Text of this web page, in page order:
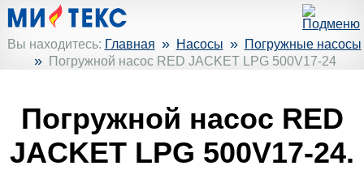
Вы находитесь: Главная » Насосы » Погружные насосы
» Погружной насос RED JACKET LPG 500V17-24
Погружной насос RED
JACKET LPG 500V17-24.